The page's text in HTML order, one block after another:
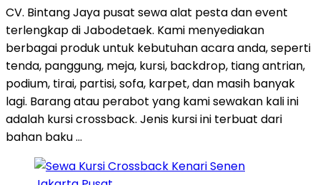
CV. Bintang Jaya pusat sewa alat pesta dan event
terlengkap di Jabodetaek. Kami menyediakan
berbagai produk untuk kebutuhan acara anda, seperti
tenda, panggung, meja, kursi, backdrop, tiang antrian,
podium, tirai, partisi, sofa, karpet, dan masih banyak
lagi. Barang atau perabot yang kami sewakan kali ini
adalah kursi crossback. Jenis kursi ini terbuat dari
bahan baku …